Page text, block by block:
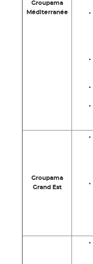
Groupama
Méditerranée
Groupama
Grand Est